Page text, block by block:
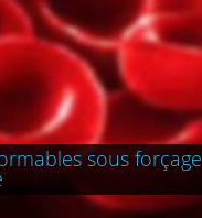
sous forçage